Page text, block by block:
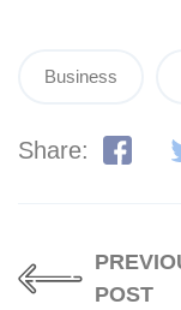
Business
Share:
POST